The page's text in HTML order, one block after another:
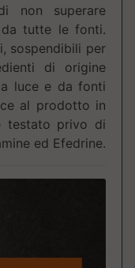
non superare
da tutte le fonti.
sospendibili per
di origine
luce e da fonti
al prodotto in
testato privo di
ed Efedrine.